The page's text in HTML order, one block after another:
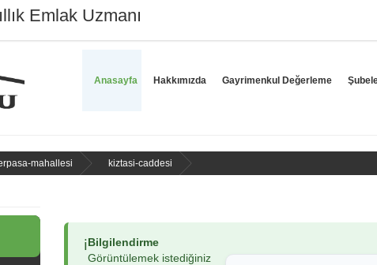
Emlak Uzmanı
Anasayfa Hakkımızda Gayrimenkul Değerleme
mahallesi kiztasi-caddesi
ℹ️Bilgilendirme
Görüntülemek istediğiniz